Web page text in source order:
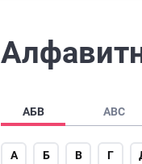
АБВ ABC
А Б В Г